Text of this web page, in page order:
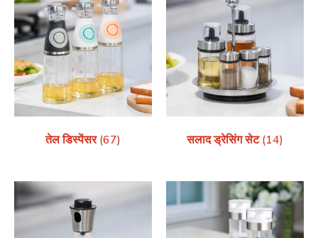
तेल डिस्पेंसर(67) सलाद ड्रेसिंग सेट(14)